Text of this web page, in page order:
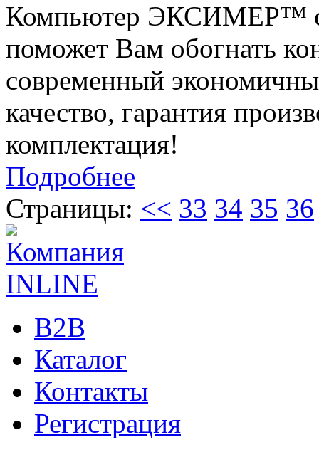
Компьютер ЭКСИМЕР™
поможет Вам обогнать
современный
качество, гарантия
комплектация!
Подробнее
Страницы: << 33 34 35 36
B2B
Каталог
Контакты
Регистрация